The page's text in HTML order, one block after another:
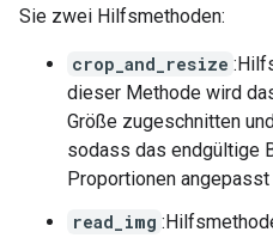
Sie zwei Hilfsmethoden:
crop_and_resize
dieser Methode wird
Größe zugeschnitten
sodass das endgültige
Proportionen angepasst
read_img